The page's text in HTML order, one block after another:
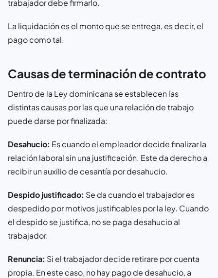
trabajador debe firmarlo.
La liquidación es el monto que se entrega, es decir, el
pago como tal.
Causas de terminación de contrato
Dentro de la Ley dominicana se establecen las
distintas causas por las que una relación de trabajo
puede darse por finalizada:
Desahucio: Es cuando el empleador decide finalizar la
relación laboral sin una justificación. Este da derecho a
recibir un auxilio de cesantía por desahucio.
Despido justificado: Se da cuando el trabajador es
despedido por motivos justificables por la ley. Cuando
el despido se justifica, no se paga desahucio al
trabajador.
Renuncia: Si el trabajador decide retirare por cuenta
propia. En este caso, no hay pago de desahucio, a